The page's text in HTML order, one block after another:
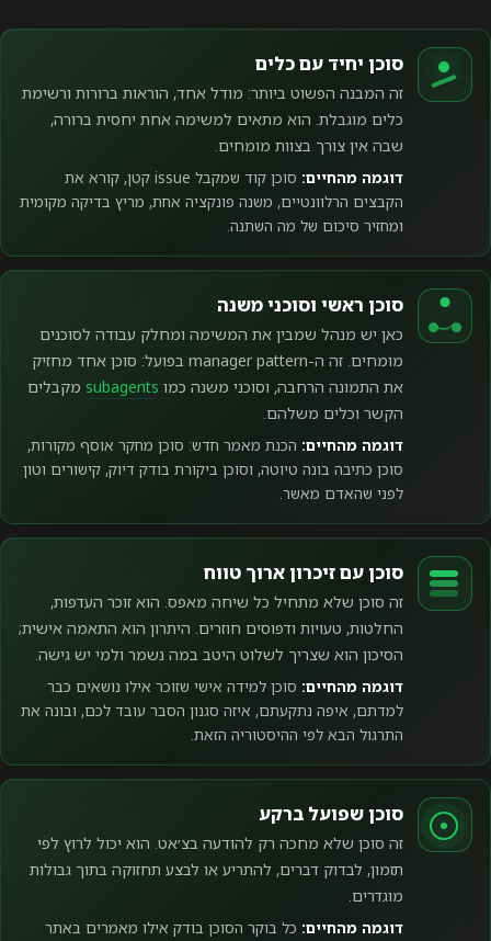
סוכן יחיד עם כלים
זה המבנה הפשוט ביותר: מודל אחד, הוראות ברורות ורשימת
כלים מוגבלת. הוא מתאים למשימה אחת יחסית ברורה,
שבה אין צורך בצוות מומחים.
דוגמה מהחיים:
סוכן קוד שמקבל issue קטן, קורא את
הקבצים הרלוונטיים, משנה פונקציה אחת, מריץ בדיקה מקומית
ומחזיר סיכום של מה השתנה.
סוכן ראשי וסוכני משנה
כאן יש מנהל שמבין את המשימה ומחלק עבודה לסוכנים
מומחים. זה ה-manager pattern בפועל: סוכן אחד מחזיק
את התמונה הרחבה, וסוכני משנה כמו subagents מקבלים
הקשר וכלים משלהם.
דוגמה מהחיים: הכנת מאמר חדש: סוכן מחקר אוסף מקורות,
סוכן כתיבה בונה טיוטה, וסוכן ביקורת בודק דיוק, קישורים וטון
לפני שהאדם מאשר.
סוכן עם זיכרון ארוך טווח
זה סוכן שלא מתחיל כל שיחה מאפס. הוא זוכר העדפות,
החלטות, טעויות ודפוסים חוזרים. היתרון הוא התאמה אישית;
הסיכון הוא שצריך לשלוט היטב במה נשמר ולמי יש גישה.
דוגמה מהחיים: סוכן למידה אישי שזוכר אילו נושאים כבר
למדתם, איפה נתקעתם, איזה סגנון הסבר עובד לכם, ובונה את
התרגול הבא לפי ההיסטוריה הזאת.
סוכן שפועל ברקע
זה סוכן שלא מחכה רק להודעה בצ׳אט. הוא יכול לרוץ לפי
תזמון, לבדוק דברים, להתריע או לבצע תחזוקה בתוך גבולות
מוגדרים.
דוגמה מהחיים: כל בוקר הסוכן בודק אילו מאמרים באתר